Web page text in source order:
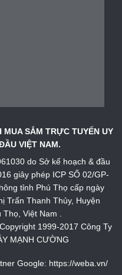
MUA SẮM TRỰC TUYẾN UY
VIỆT NAM.
do Sở kế hoạch & đầu
giây phép ICP SỐ 02/GP-
tỉnh Phú Thọ cấp ngày
Trấn Thanh Thủy, Huyện
Việt Nam .
1999-2017 Công Ty
MẠNH CƯỜNG
Google: https://weba.vn/